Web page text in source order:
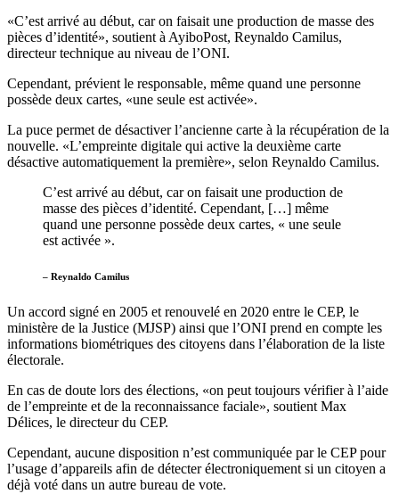
«C’est arrivé au début, car on faisait une production de masse des
pièces d’identité», soutient à AyiboPost, Reynaldo Camilus,
directeur technique au niveau de l’ONI.
Cependant, prévient le responsable, même quand une personne
possède deux cartes, «une seule est activée».
La puce permet de désactiver l’ancienne carte à la récupération de la
nouvelle. «L’empreinte digitale qui active la deuxième carte
désactive automatiquement la première», selon Reynaldo Camilus.
C’est arrivé au début, car on faisait une production de
masse des pièces d’identité. Cependant, […] même
quand une personne possède deux cartes, « une seule
est activée ».
– Reynaldo Camilus
Un accord signé en 2005 et renouvelé en 2020 entre le CEP, le
ministère de la Justice (MJSP) ainsi que l’ONI prend en compte les
informations biométriques des citoyens dans l’élaboration de la liste
électorale.
En cas de doute lors des élections, «on peut toujours vérifier à l’aide
de l’empreinte et de la reconnaissance faciale», soutient Max
Délices, le directeur du CEP.
Cependant, aucune disposition n’est communiquée par le CEP pour
l’usage d’appareils afin de détecter électroniquement si un citoyen a
déjà voté dans un autre bureau de vote.